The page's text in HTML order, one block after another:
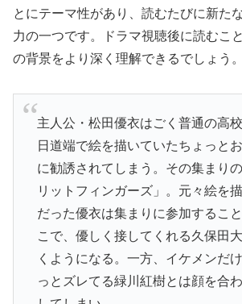
とにテーマ性があり、読むたびに新た
力の一つです。ドラマ視聴後に読むこ
の背景をより深く理解できるでしょう。
主人公・松田優衣はごく普通の高
日道端で絵を描いていたちょっと
に勧誘されてしまう。その集まり
リットフィンガーズ」。元々絵を
だった優衣は集まりに参加するこ
こで、優しく接してくれる久保田
くようになる。一方、イケメンだ
っとズレてる緑川紅樹とは顔を合